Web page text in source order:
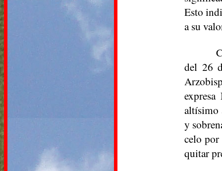
Esto
a su
del 26
altísimo
y
celo por
quitar